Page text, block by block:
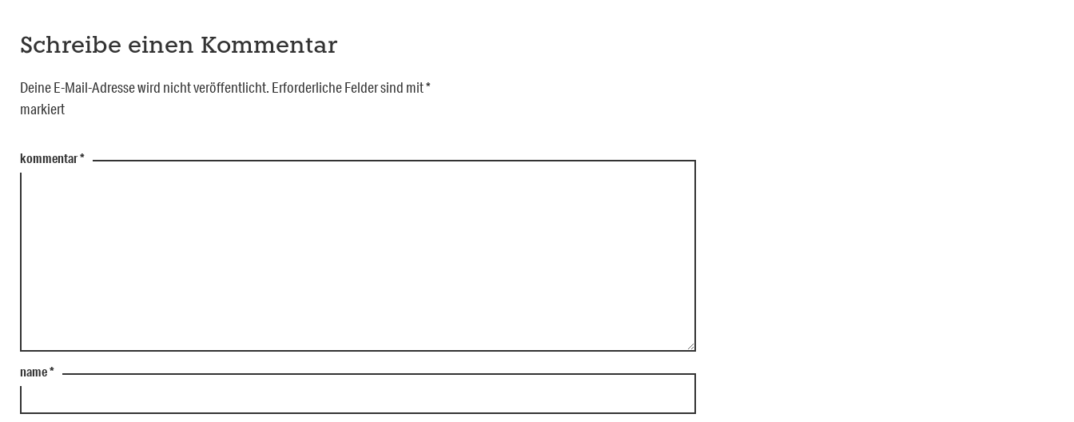
Schreibe einen Kommentar
Deine E-Mail-Adresse wird nicht veröffentlicht. Erforderliche Felder sind mit*
markiert
kommentar*
name*